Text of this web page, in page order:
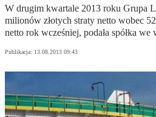
W drugim kwartale 2013 roku Grupa
milionów złotych straty netto wobec
netto rok wcześniej, podała spółka
Publikacja: 13.08.2013 09:43